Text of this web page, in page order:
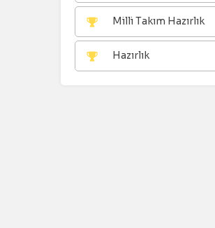
Milli Takım Hazırlık
Hazırlık